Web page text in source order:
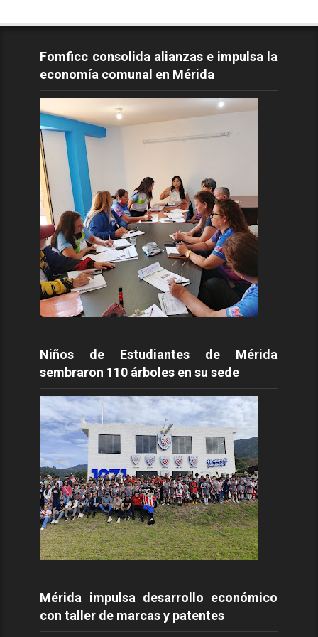
Fomficc consolida alianzas e impulsa la
economía comunal en Mérida
Niños de Estudiantes de Mérida
sembraron 110 árboles en su sede
Mérida impulsa desarrollo económico
con taller de marcas y patentes